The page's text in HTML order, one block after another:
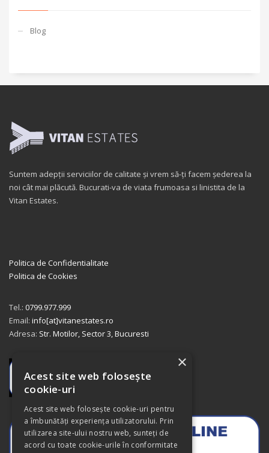
Blog
Suntem adepții serviciilor de calitate și vrem să-ți facem șederea la
noi cât mai plăcută. Bucurati-va de viata frumoasa si linistita de la
Vitan Estates.
Politica de Confidentialitate
Politica de Cookies
Tel.: 0799.977.999
Email: info[at]vitanestates.ro
Adresa: Str. Motilor, Sector 3, Bucuresti
×
Acest site web folosește
cookie-uri
Acest site web folosește cookie-uri pentru
a îmbunătăți experiența utilizatorului. Prin
utilizarea site-ului nostru web, sunteți de
acord cu toate cookie-urile în conformitate